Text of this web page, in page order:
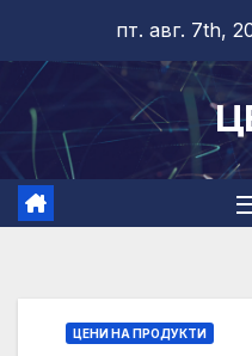
content
пт. авг. 7th,
ЦЕНИ НА ПРОДУКТИ